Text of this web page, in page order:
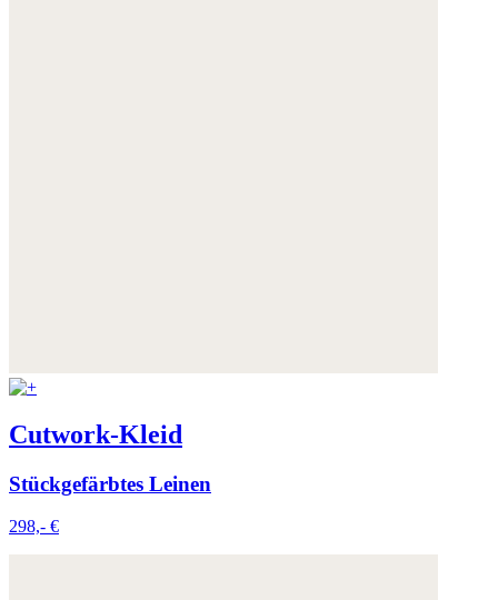
Cutwork-Kleid
Stückgefärbtes Leinen
298,- €